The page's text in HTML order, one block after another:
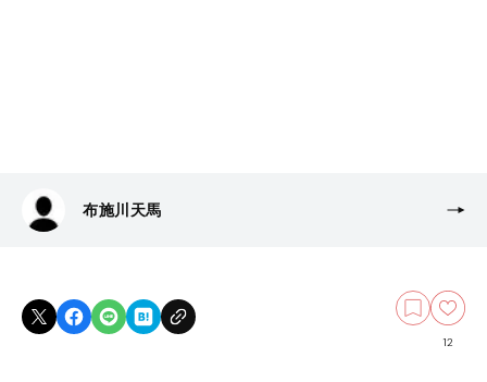
布施川天馬
12